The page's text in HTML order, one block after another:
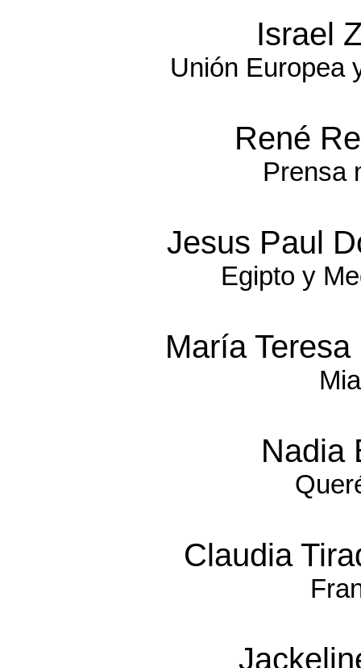
Israel
Unión Europea
René
Prensa
Jesus Paul
Egipto y
María
Nadia
Claudia